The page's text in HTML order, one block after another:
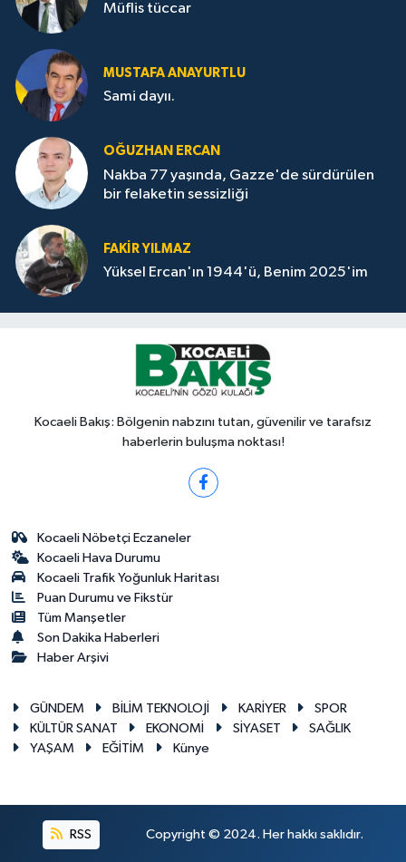
Müflis tüccar
MUSTAFA ANAYURTLU
Sami dayıı.
OĞUZHAN ERCAN
Nakba 77 yaşında, Gazze'de sürdürülen
bir felaketin sessizliği
FAKİR YILMAZ
Yüksel Ercan'ın 1944'ü, Benim 2025'im
Kocaeli Bakış: Bölgenin nabzını tutan, güvenilir ve tarafsız
haberlerin buluşma noktası!
Kocaeli Nöbetçi Eczaneler
Kocaeli Hava Durumu
Kocaeli Trafik Yoğunluk Haritası
Puan Durumu ve Fikstür
Tüm Manşetler
Son Dakika Haberleri
Haber Arşivi
GÜNDEM BİLİM TEKNOLOJİ KARİYER
SPOR
KÜLTÜR SANAT
EKONOMİ SİYASET
SAĞLIK
YAŞAM
EĞİTİM Künye
RSS Copyright © 2024. Her hakkı saklıdır.